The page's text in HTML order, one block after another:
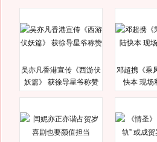
吴亦凡香港宣传《西游伏
妖篇》 获徐导星爷称赞
邓超携《乘
快本 现场